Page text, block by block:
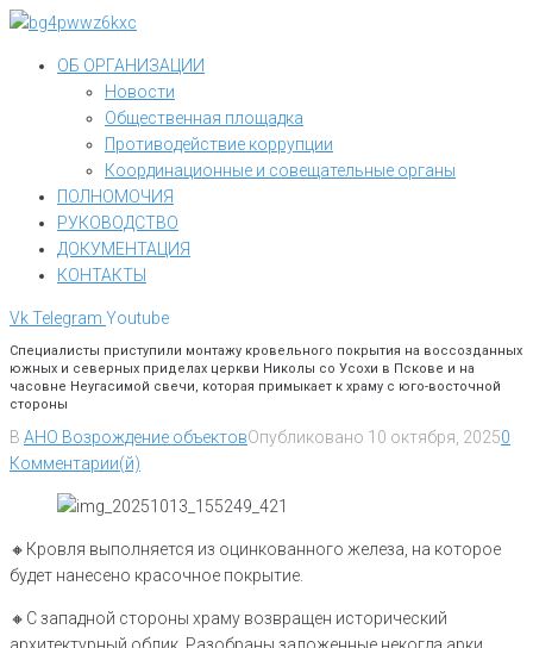
Перейти
контентуОБ ОРГАНИЗАЦИИ
Новости
Общественная площадка
Противодействие коррупции
Координационные и совещательные органы
ПОЛНОМОЧИЯ
РУКОВОДСТВО
ДОКУМЕНТАЦИЯ
КОНТАКТЫ
VkTelegram Youtube
Специалисты приступили монтажу кровельного покрытия на воссозданных
южных и северных приделах церкви Николы со Усохи в Пскове и на
часовне Неугасимой свечи, которая примыкает к храму с юго-восточной
стороны
В АНО Возрождение объектовОпубликовано 10 октября, 20250
Комментарии(й)
🔸Кровля выполняется из оцинкованного железа, на которое
будет нанесено красочное покрытие.
🔸С западной стороны храму возвращен исторический